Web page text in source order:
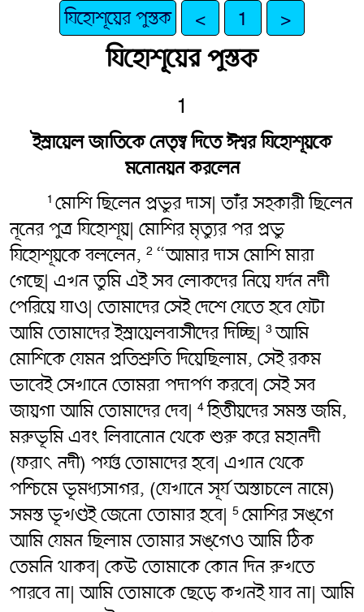
যিহোশূয়ের পুস্তক < 1 >
যিহোশূয়ের পুস্তক
1
ইস্রায়েল জাতিকে নেতৃত্ব দিতে ঈশ্বর যিহোশূয়কে
মনোনয়ন করলেন
1 মোশি ছিলেন প্রভুর দাস| তাঁর সহকারী ছিলেন
নূনের পুত্র যিহোশূয়| মোশির মৃত্যুর পর প্রভু
যিহোশূয়কে বললেন, 2 “আমার দাস মোশি মারা
গেছে| এখন তুমি এই সব লোকদের নিয়ে যর্দন নদী
পেরিয়ে যাও| তোমাদের সেই দেশে যেতে হবে যেটা
আমি তোমাদের ইস্রায়েলবাসীদের দিচ্ছি| 3আমি
মোশিকে যেমন প্রতিশ্রুতি দিয়েছিলাম, সেই রকম
ভাবেই সেখানে তোমরা পদার্পণ করবে| সেই সব
জায়গা আমি তোমাদের দেব| 4হিত্তীয়দের সমস্ত জমি,
মরুভূমি এবং লিবানোন থেকে শুরু করে মহানদী
(ফরাৎ নদী) পর্যন্ত তোমাদের হবে| এখান থেকে
পশ্চিমে ভূমধ্যসাগর, (যেখানে সূর্য অস্তাচলে নামে)
সমস্ত ভূখণ্ডই জেনো তোমার হবে| 5 মোশির সঙ্গে
আমি যেমন ছিলাম তোমার সঙ্গেও আমি ঠিক
তেমনি থাকব| কেউ তোমাকে কোন দিন রুখতে
পারবে না| আমি তোমাকে ছেড়ে কখনই যাব না| আমি